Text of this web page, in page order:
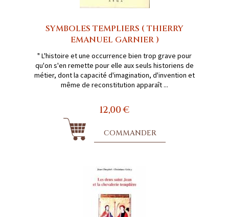
SYMBOLES TEMPLIERS ( THIERRY
EMANUEL GARNIER )
" L'histoire et une occurrence bien trop grave pour
qu'on s'en remette pour elle aux seuls historiens de
métier, dont la capacité d'imagination, d'invention et
même de reconstitution apparaît ...
12,00 €
COMMANDER